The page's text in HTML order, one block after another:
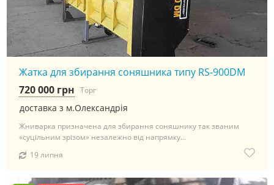
Жатка для збирання соняшника типу RS-900DM
доставка з м.Олександрія
720 000 грн Торг
Жниварка призначена для збирання соняшнику так званим
«суцільним зрізом» незалежно від напрямку...
19 липня